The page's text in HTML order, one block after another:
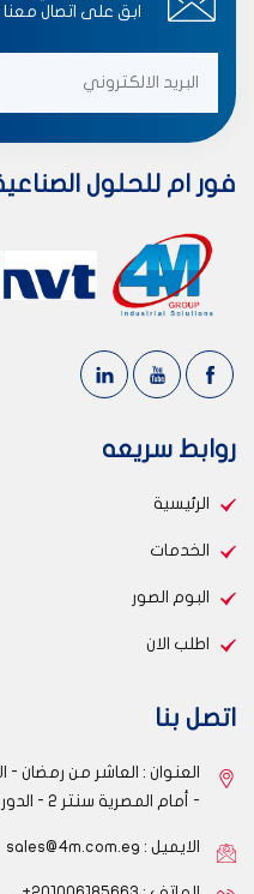
ابق على اتصال
فور ام للحلول
روابط سريعه
الرئيسية
الخدمات
البوم الصور
اطلب الان
اتصل بنا
العنوان : العاشر من رمضان -
- أمام المصرية سنتر 2 - الدور الثانى علوى .
الايميل : sales@4m.com.eg